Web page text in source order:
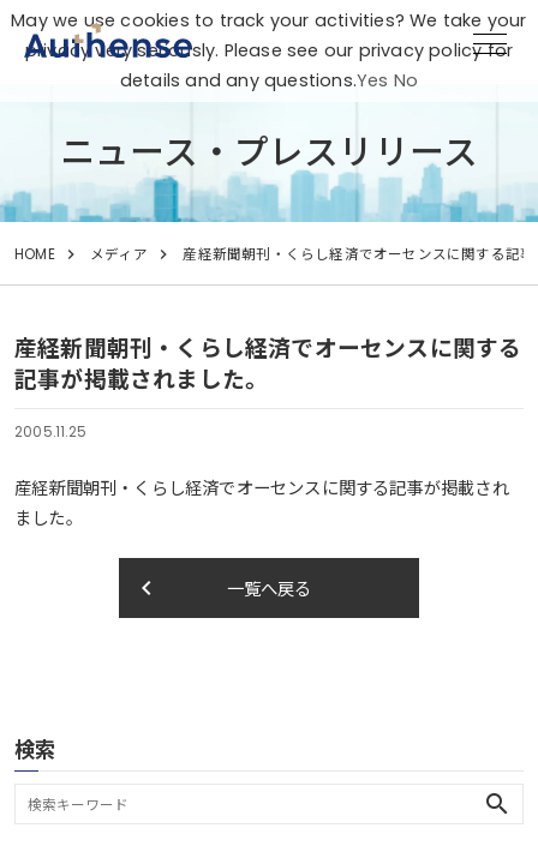
ニュース・プレスリリース
HOME メディア 産経新聞朝刊・くらし経済でオーセンスに関する記
産経新聞朝刊・くらし経済でオーセンスに関する
記事が掲載されました。
2005.11.25
産経新聞朝刊・くらし経済でオーセンスに関する記事が掲載され
ました。
一覧へ戻る
keyboard_arrow_left
検索
search
May we use cookies to track your activities? We take your
privacy very seriously. Please see our privacy policy for
details and any questions.Yes No